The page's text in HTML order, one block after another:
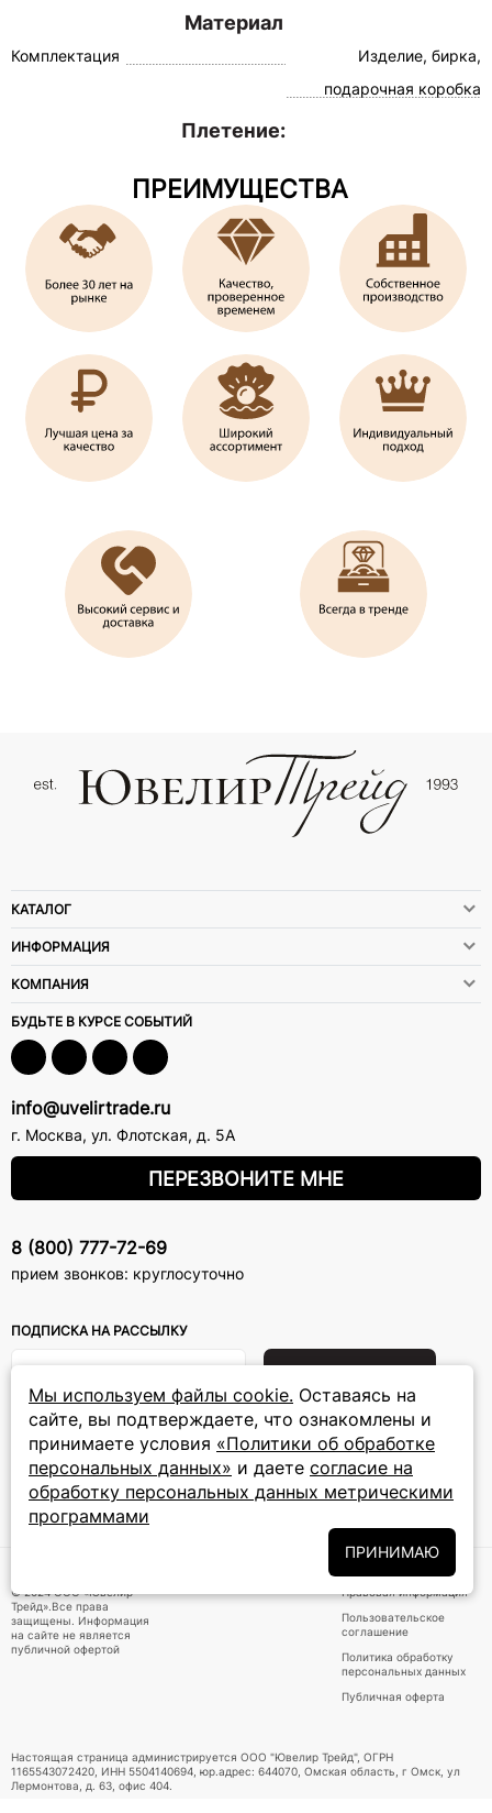
Материал
Комплектация
Изделие, бирка,
подарочная коробка
Плетение:
ПРЕИМУЩЕСТВА
Мы используем файлы cookie. Оставаясь на
сайте, вы подтверждаете, что ознакомлены и
принимаете условия «Политики об обработке
персональных данных» и даете согласие на
обработку персональных данных метрическими
программами
ПРИНИМАЮ
КАТАЛОГ
ИНФОРМАЦИЯ
КОМПАНИЯ
БУДЬТЕ В КУРСЕ СОБЫТИЙ
info@uvelirtrade.ru
г. Москва, ул. Флотская, д. 5А
ПЕРЕЗВОНИТЕ МНЕ
8 (800) 777-72-69
прием звонков: круглосуточно
ПОДПИСКА НА РАССЫЛКУ
Подписываясь на рассылку, вы соглашаетесь с условиямиПолитики
обработки персональных данных и даёте своё согласие на их
обработку
ПРИНИМАЕМ К ОПЛАТЕ
© 2024 ООО «Ювелир
Трейд».Все права
защищены. Информация
на сайте не является
публичной офертой
Правовая информация
Пользовательское
соглашение
Политика обработку
персональных данных
Публичная оферта
Настоящая страница администрируется ООО "Ювелир Трейд", ОГРН
1165543072420, ИНН 5504140694, юр.адрес: 644070, Омская область, г Омск, ул
Лермонтова, д. 63, офис 404.